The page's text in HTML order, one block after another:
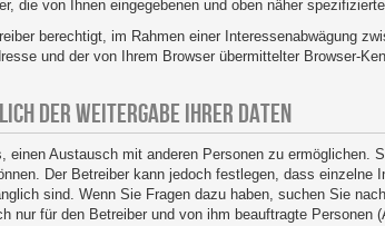
die von Ihnen eingegebenen und oben näher
berechtigt, im Rahmen einer Interessenabwägung
und der von Ihrem Browser übermittelter Browser-
DER WEITERGABE IHRER DATEN
einen Austausch mit anderen Personen zu
Der Betreiber kann jedoch festlegen, dass
sind. Wenn Sie Fragen dazu haben, suchen Sie
nur für den Betreiber und von ihm beauftragte Personen